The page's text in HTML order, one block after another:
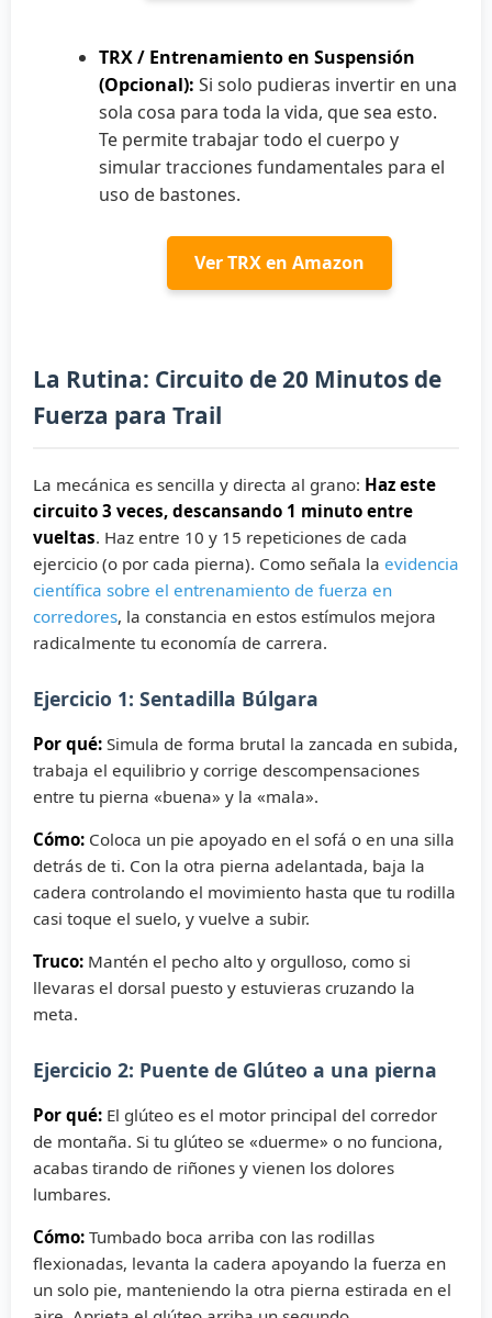
TRX / Entrenamiento en Suspensión
(Opcional): Si solo pudieras invertir en una
sola cosa para toda la vida, que sea esto.
Te permite trabajar todo el cuerpo y
simular tracciones fundamentales para el
uso de bastones.
Ver TRX en Amazon
La Rutina: Circuito de 20 Minutos de
Fuerza para Trail
La mecánica es sencilla y directa al grano: Haz este
circuito 3 veces, descansando 1 minuto entre
vueltas. Haz entre 10 y 15 repeticiones de cada
ejercicio (o por cada pierna). Como señala la evidencia
científica sobre el entrenamiento de fuerza en
corredores, la constancia en estos estímulos mejora
radicalmente tu economía de carrera.
Ejercicio 1: Sentadilla Búlgara
Por qué: Simula de forma brutal la zancada en subida,
trabaja el equilibrio y corrige descompensaciones
entre tu pierna «buena» y la «mala».
Cómo: Coloca un pie apoyado en el sofá o en una silla
detrás de ti. Con la otra pierna adelantada, baja la
cadera controlando el movimiento hasta que tu rodilla
casi toque el suelo, y vuelve a subir.
Truco: Mantén el pecho alto y orgulloso, como si
llevaras el dorsal puesto y estuvieras cruzando la
meta.
Ejercicio 2: Puente de Glúteo a una pierna
Por qué: El glúteo es el motor principal del corredor
de montaña. Si tu glúteo se «duerme» o no funciona,
acabas tirando de riñones y vienen los dolores
lumbares.
Cómo: Tumbado boca arriba con las rodillas
flexionadas, levanta la cadera apoyando la fuerza en
un solo pie, manteniendo la otra pierna estirada en el